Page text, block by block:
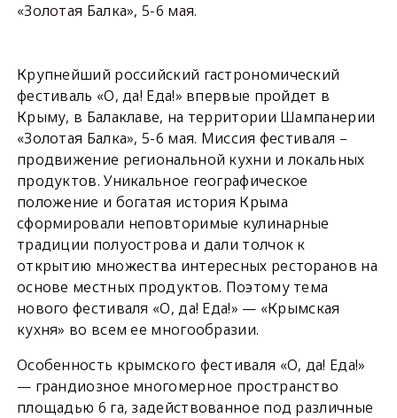
«Золотая Балка», 5-6 мая.
Крупнейший российский гастрономический
фестиваль «О, да! Еда!» впервые пройдет в
Крыму, в Балаклаве, на территории Шампанерии
«Золотая Балка», 5-6 мая. Миссия фестиваля –
продвижение региональной кухни и локальных
продуктов. Уникальное географическое
положение и богатая история Крыма
сформировали неповторимые кулинарные
традиции полуострова и дали толчок к
открытию множества интересных ресторанов на
основе местных продуктов. Поэтому тема
нового фестиваля «О, да! Еда!» — «Крымская
кухня» во всем ее многообразии.
Особенность крымского фестиваля «О, да! Еда!»
— грандиозное многомерное пространство
площадью 6 га, задействованное под различные